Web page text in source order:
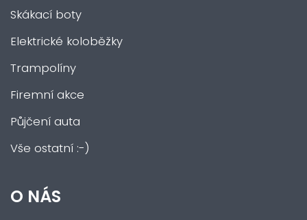
Skákací boty
Elektrické koloběžky
Trampolíny
Firemní akce
Půjčení auta
Vše ostatní :-)
O NÁS